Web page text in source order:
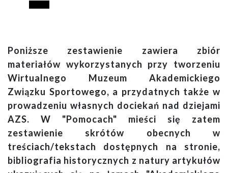
Poniższe zestawienie zawiera zbiór
materiałów wykorzystanych przy tworzeniu
Wirtualnego Muzeum Akademickiego
Związku Sportowego, a przydatnych także w
prowadzeniu własnych dociekań nad dziejami
AZS. W "Pomocach" mieści się zatem
zestawienie skrótów obecnych w
treściach/tekstach dostępnych na stronie,
bibliografia historycznych z natury artykułów